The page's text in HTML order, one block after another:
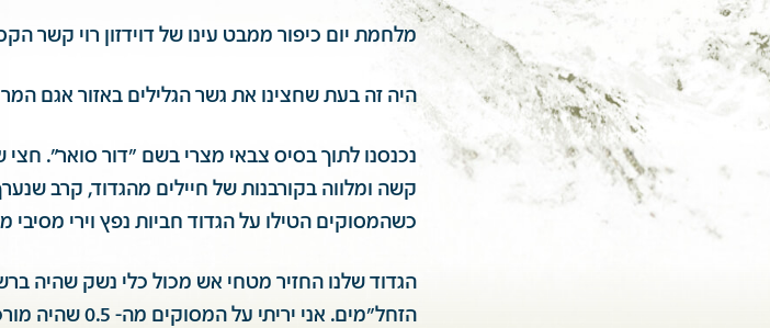
מלחמת יום כיפור ממבט עינו של דוידזון רוי קשר הקס"ם של
היה זה בעת שחצינו את גשר הגלילים באזור אגם
נכנסנו לתוך בסיס צבאי מצרי בשם "דור סואר".
קשה ומלווה בקורבנות של חיילים מהגדוד, קרב
כשהמסוקים הטילו על הגדוד חביות נפץ וירי
הזחל"מים. אני